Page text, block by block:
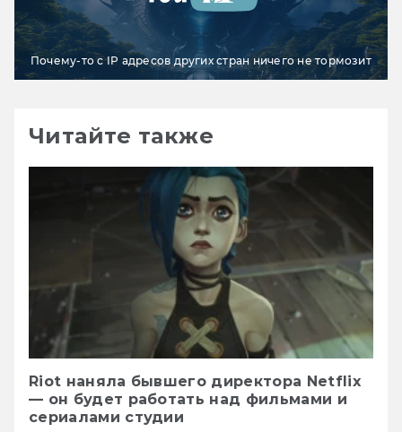
Почему-то с IP адресов других стран ничего не тормозит
Читайте также
Riot наняла бывшего директора Netflix
— он будет работать над фильмами и
сериалами студии